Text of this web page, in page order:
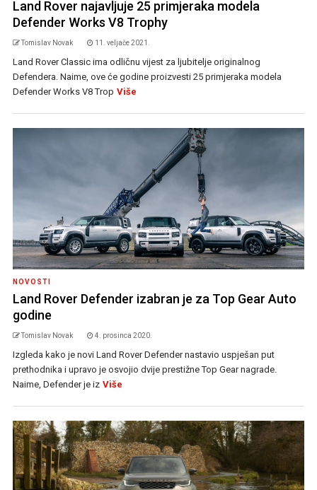
Land Rover najavljuje 25 primjeraka modela
Defender Works V8 Trophy
Tomislav Novak 11. veljače 2021.
Land Rover Classic ima odličnu vijest za ljubitelje originalnog
Defendera. Naime, ove će godine proizvesti 25 primjeraka modela
Defender Works V8 Trop Više
NOVOSTI
Land Rover Defender izabran je za Top Gear Auto
godine
Tomislav Novak 4. prosinca 2020.
Izgleda kako je novi Land Rover Defender nastavio uspješan put
prethodnika i upravo je osvojio dvije prestižne Top Gear nagrade.
Naime, Defender je iz Više